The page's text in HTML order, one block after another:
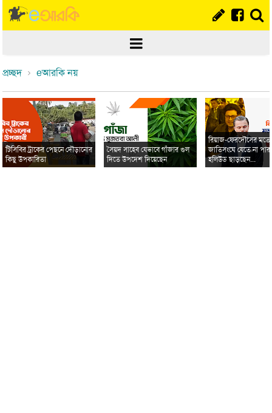
প্রচ্ছদ eআরকি নয়
টিসিবির ট্রাকের পেছনে দৌড়ানোর
কিছু উপকারিতা
সৈয়দ সাহেব যেভাবে গাঁজার গুল
দিতে উপদেশ দিয়েছেন
রিয়াজ-ফেরদৌসের মতো
জাতিসংঘে যেতে না
হলিউড ছাড়ছেন...